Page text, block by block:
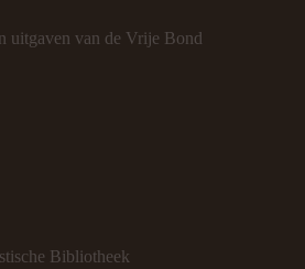
uitgaven van de Vrije Bond
Bibliotheek